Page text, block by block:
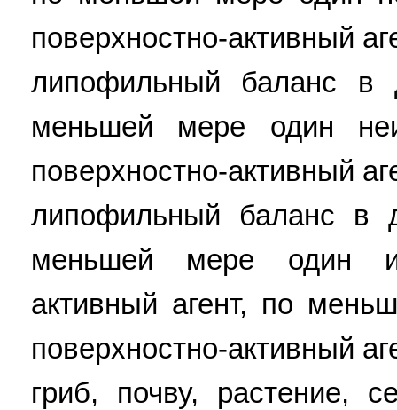
поверхностно-активный
липофильный баланс
меньшей мере один
поверхностно-активный
липофильный баланс в
меньшей мере один
активный агент, по
поверхностно-активный
гриб, почву, растение,